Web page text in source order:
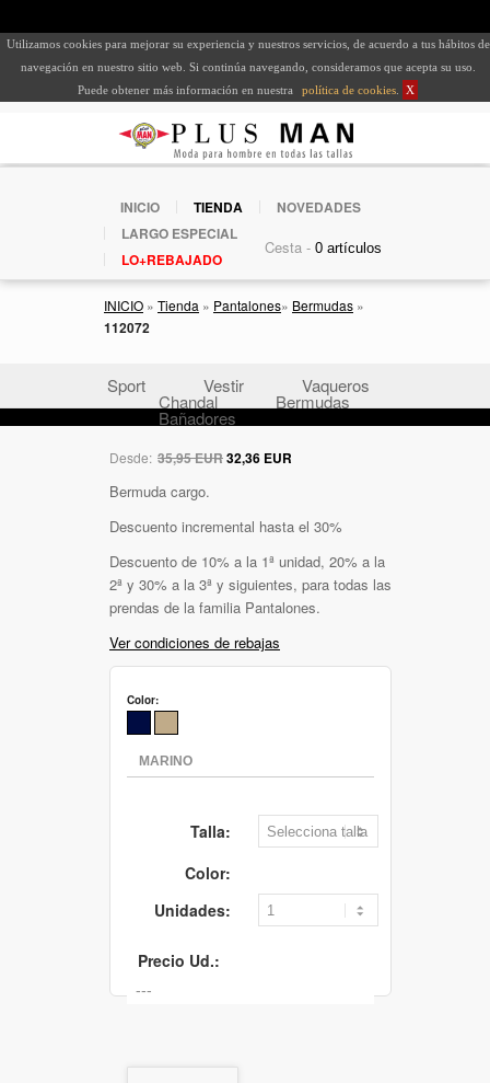
Utilizamos cookies para mejorar su experiencia y nuestros servicios, de acuerdo a tus hábitos de
navegación en nuestro sitio web. Si continúa navegando, consideramos que acepta su uso.
Puede obtener más información en nuestra
política de cookies X
INICIO TIENDA
NOVEDADES
LARGO ESPECIAL
LO+REBAJADO
Cesta -
INICIO » Tienda » Pantalones» Bermudas »
112072
Sport Vestir Vaqueros
Chandal Bermudas
Bañadores
Desde: 35,95 EUR32,36 EUR
Bermuda cargo.
Descuento incremental hasta el 30%
Descuento de 10% a la 1ª unidad, 20% a la
2ª y 30% a la 3ª y siguientes, para todas las
prendas de la familia Pantalones.
Ver condiciones de rebajas
Color:
Talla:
Color:
Unidades:
Precio Ud.: